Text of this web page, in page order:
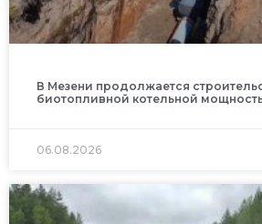
В Мезени продолжается
биотопливной котельной
06.08.2026